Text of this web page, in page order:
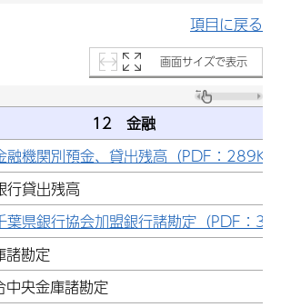
項目に戻る
画面サイズで表示
12 金融
融機関別預金、貸出残高（PDF：289KB
貸出残高
葉県銀行協会加盟銀行諸勘定（PDF：
勘定
央金庫諸勘定